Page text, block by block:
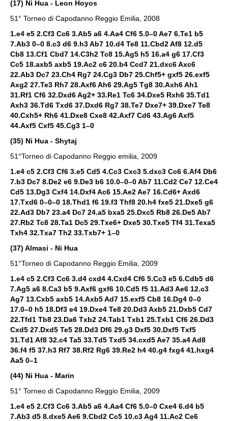
(17) Ni Hua - Leon Hoyos
51° Torneo di Capodanno Reggio Emilia, 2008
1.e4 e5 2.Cf3 Cc6 3.Ab5 a6 4.Aa4 Cf6 5.0–0 Ae7 6.Te1 b5
7.Ab3 0–0 8.c3 d6 9.h3 Ab7 10.d4 Te8 11.Cbd2 Af8 12.d5
Cb8 13.Cf1 Cbd7 14.C3h2 Tc8 15.Ag5 h5 16.a4 g6 17.Cf3
Cc5 18.axb5 axb5 19.Ac2 c6 20.b4 Ccd7 21.dxc6 Axc6
22.Ab3 Dc7 23.Ch4 Rg7 24.Cg3 Db7 25.Chf5+ gxf5 26.exf5
Axg2 27.Te3 Rh7 28.Axf6 Ah6 29.Ag5 Tg8 30.Axh6 Ah1
31.Rf1 Cf6 32.Dxd6 Ag2+ 33.Re1 Tc6 34.Dxe5 Rxh6 35.Td1
Axh3 36.Td6 Txd6 37.Dxd6 Rg7 38.Te7 Dxe7+ 39.Dxe7 Te8
40.Cxh5+ Rh6 41.Dxe8 Cxe8 42.Axf7 Cd6 43.Ag6 Axf5
44.Axf5 Cxf5 45.Cg3 1–0
(35) Ni Hua - Shytaj
51°Torneo di Capodanno Reggio emilia, 2009
1.e4 c5 2.Cf3 Cf6 3.e5 Cd5 4.Cc3 Cxc3 5.dxc3 Cc6 6.Af4 Db6
7.b3 Dc7 8.De2 e6 9.De3 b6 10.0–0–0 Ab7 11.Cd2 Ce7 12.Ce4
Cd5 13.Dg3 Cxf4 14.Dxf4 Ac6 15.Ae2 Ae7 16.Cd6+ Axd6
17.Txd6 0–0–0 18.Thd1 f6 19.f3 Thf8 20.h4 fxe5 21.Dxe5 g6
22.Ad3 Db7 23.a4 Dc7 24.a5 bxa5 25.Dxc5 Rb8 26.De5 Ab7
27.Rb2 Tc8 28.Ta1 Dc5 29.Txe6+ Dxe5 30.Txe5 Tf4 31.Texa5
Txh4 32.Txa7 Th2 33.Txb7+ 1–0
(37) Almasi - Ni Hua
51°Torneo di Capodanno Reggio Emilia, 2009
1.e4 c5 2.Cf3 Cc6 3.d4 cxd4 4.Cxd4 Cf6 5.Cc3 e5 6.Cdb5 d6
7.Ag5 a6 8.Ca3 b5 9.Axf6 gxf6 10.Cd5 f5 11.Ad3 Ae6 12.c3
Ag7 13.Cxb5 axb5 14.Axb5 Ad7 15.exf5 Cb8 16.Dg4 0–0
17.0–0 h5 18.Df3 e4 19.Dxe4 Te8 20.Dd3 Axb5 21.Dxb5 Cd7
22.Tfd1 Tb8 23.Da6 Txb2 24.Tab1 Txb1 25.Txb1 Cf6 26.Dd3
Cxd5 27.Dxd5 Te5 28.Dd3 Df6 29.g3 Dxf5 30.Dxf5 Txf5
31.Td1 Af8 32.c4 Ta5 33.Td5 Txd5 34.cxd5 Ae7 35.a4 Ad8
36.f4 f5 37.h3 Rf7 38.Rf2 Rg6 39.Re2 h4 40.g4 fxg4 41.hxg4
Aa5 0–1
(44) Ni Hua - Marin
51° Torneo di Capodanno Reggio Emilia, 2009
1.e4 e5 2.Cf3 Cc6 3.Ab5 a6 4.Aa4 Cf6 5.0–0 Cxe4 6.d4 b5
7.Ab3 d5 8.dxe5 Ae6 9.Cbd2 Cc5 10.c3 Ag4 11.Ac2 Ce6